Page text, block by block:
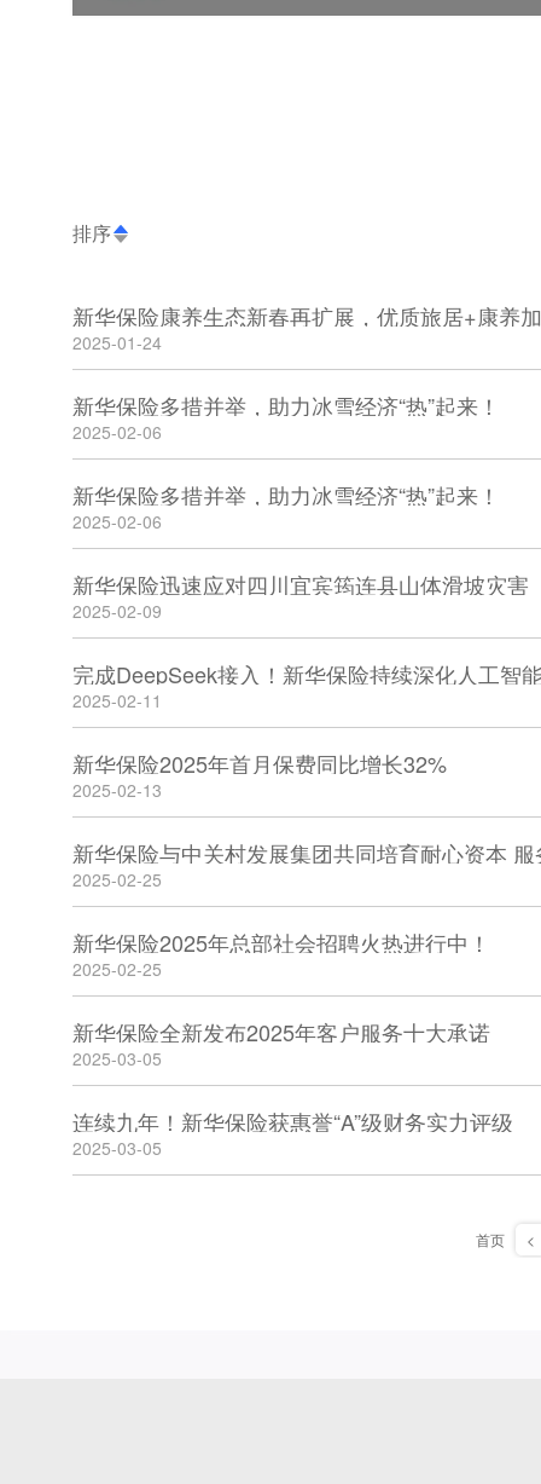
排序
新华保险康养生态新春再扩展，优质旅居+康养
2025-01-24
新华保险多措并举，助力冰雪经济“热”起来！
2025-02-06
新华保险多措并举，助力冰雪经济“热”起来！
2025-02-06
新华保险迅速应对四川宜宾筠连县山体滑坡灾害
2025-02-09
完成DeepSeek接入！新华保险持续深化人工智
2025-02-11
新华保险2025年首月保费同比增长32%
2025-02-13
新华保险与中关村发展集团共同培育耐心资本
2025-02-25
新华保险2025年总部社会招聘火热进行中！
2025-02-25
新华保险全新发布2025年客户服务十大承诺
2025-03-05
连续九年！新华保险获惠誉“A”级财务实力评级
2025-03-05
首页 <